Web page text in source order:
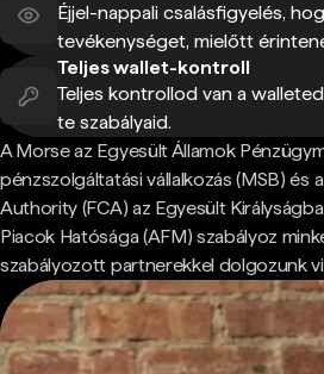
Éjjel-nappali csalásfigyelés,
tevékenységet, mielőtt
Teljes wallet-kontroll
Teljes kontrollod van a
te szabályaid.
A Morse az Egyesült Államok
pénzszolgáltatási vállalkozás (MSB) és
Authority (FCA) az Egyesült
Piacok Hatósága (AFM) szabályoz
szabályozott partnerekkel dolgozunk